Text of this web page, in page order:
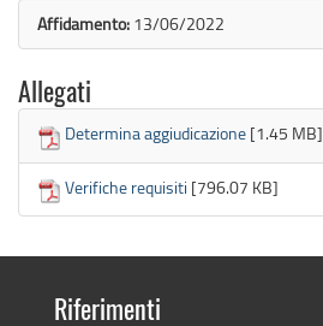
Affidamento: 13/06/2022
Allegati
Determina aggiudicazione [1.45 MB]
Verifiche requisiti [796.07 KB]
Riferimenti